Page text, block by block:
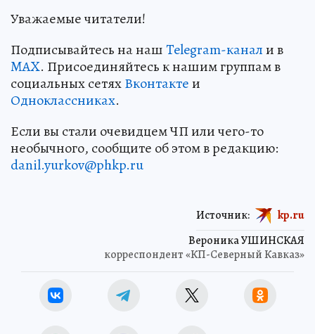
Уважаемые читатели!
Подписывайтесь на нашTelegram-канали в
MAX. Присоединяйтесь к нашим группам в
социальных сетяхВконтактеи
Одноклассниках.
Если вы стали очевидцем ЧП или чего-то
необычного, сообщите об этом в редакцию:
danil.yurkov@phkp.ru
Вероника УШИНСКАЯ
корреспондент «КП-Северный Кавказ»
Источник: kp.ru